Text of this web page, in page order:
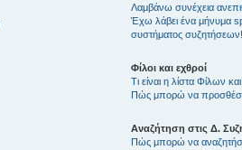
Λαμβάνω συνέχεια
Έχω λάβει ένα μήνυμα
συστήματος συζητήσεων!
Φίλοι και εχθροί
Τι είναι η λίστα Φίλων
Πώς μπορώ να προσθέσω
Αναζήτηση στις Δ.
Πώς μπορώ να